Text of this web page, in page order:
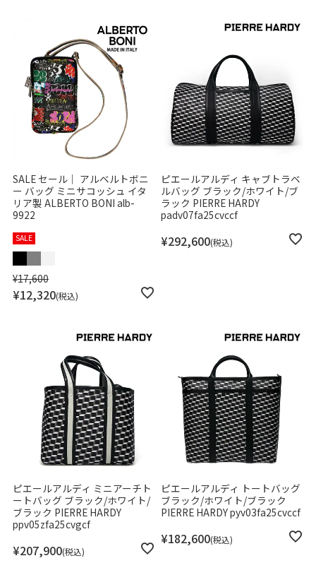
SALE セール｜ アルベルトボニ
ー バッグ ミニサコッシュ イタ
リア製 ALBERTO BONI alb-
9922
SALE
¥17,600
¥12,320 税込
ピエールアルディ キャブトラベ
ルバッグ ブラック/ホワイト/ブ
ラック PIERRE HARDY
padv07fa25cvccf
¥292,600 税込
ピエールアルディ ミニアーチト
ートバッグ ブラック/ホワイト/
ブラック PIERRE HARDY
ppv05zfa25cvgcf
¥207,900 税込
ピエールアルディ トートバッグ
ブラック/ホワイト/ブラック
PIERRE HARDY pyv03fa25cvccf
¥182,600 税込